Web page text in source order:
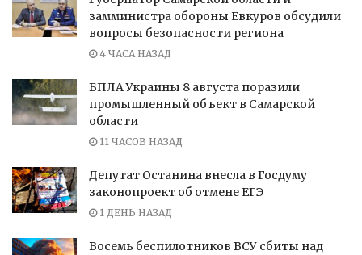
замминистра обороны Евкуров обсудили
вопросы безопасности региона
4 ЧАСА НАЗАД
БПЛА Украины 8 августа поразили
промышленный объект в Самарской
области
11 ЧАСОВ НАЗАД
Депутат Останина внесла в Госдуму
законопроект об отмене ЕГЭ
1 ДЕНЬ НАЗАД
Восемь беспилотников ВСУ сбиты над